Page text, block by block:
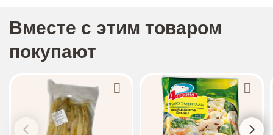
Вместе с этим товаром
покупают